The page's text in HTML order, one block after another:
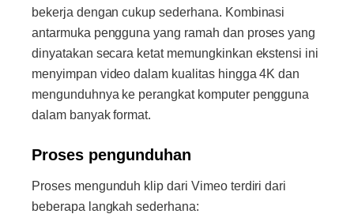
bekerja dengan cukup sederhana. Kombinasi
antarmuka pengguna yang ramah dan proses yang
dinyatakan secara ketat memungkinkan ekstensi ini
menyimpan video dalam kualitas hingga 4K dan
mengunduhnya ke perangkat komputer pengguna
dalam banyak format.
Proses pengunduhan
Proses mengunduh klip dari Vimeo terdiri dari
beberapa langkah sederhana: